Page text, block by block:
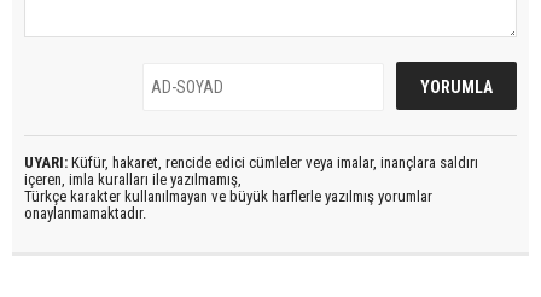
UYARI: Küfür, hakaret, rencide edici cümleler veya imalar, inançlara saldırı
içeren, imla kuralları ile yazılmamış,
Türkçe karakter kullanılmayan ve büyük harflerle yazılmış yorumlar
onaylanmamaktadır.